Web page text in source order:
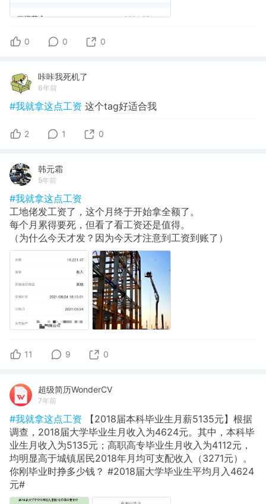
0 0 0
咔咔我死机了
6年前
#我就拿这点工资 这个tag好适合我
2 1 0
韩元霜
5年前
#我就拿这点工资
工地佬发工资了，这个月终于开始拿全额了。
每个月累得要死，但看了看工资还是值得。
（为什么今天才发？因为今天才注意到工资到账了）
11 9 0
超级简历WonderCV
7年前
#我就拿这点工资
【2018届本科毕业生月薪5135元】根据
调查，2018届大学毕业生月收入为4624元。其中，本科毕
业生月收入为5135元；高职高专毕业生月收入为4112元，
均明显高于城镇居民2018年月均可支配收入（3271元）。
你刚毕业时挣多少钱？ #2018届大学毕业生平均月入4624
元#